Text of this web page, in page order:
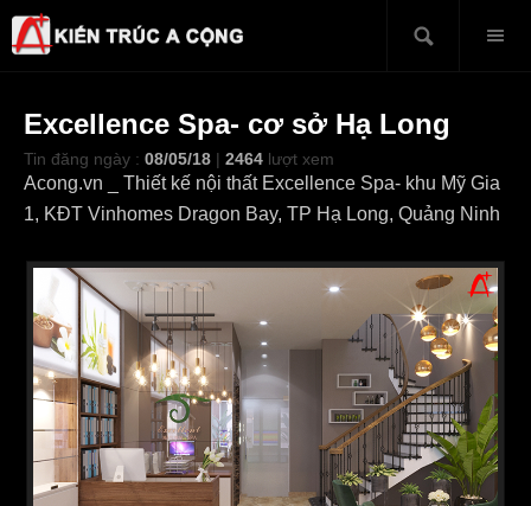
Excellence Spa- cơ sở Hạ Long
Tin đăng ngày : 08/05/18 | 2464 lượt xem
Acong.vn _ Thiết kế nội thất Excellence Spa- khu Mỹ Gia
1, KĐT Vinhomes Dragon Bay, TP Hạ Long, Quảng Ninh